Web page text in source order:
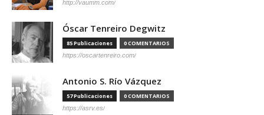
http://vaumm.com/
Óscar Tenreiro Degwitz
85 Publicaciones 0 COMENTARIOS
https://oscartenreiro.com/
Antonio S. Río Vázquez
57 Publicaciones 0 COMENTARIOS
https://asrv.es/